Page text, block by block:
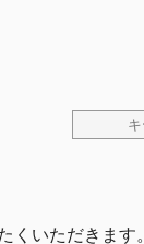
いただきます。